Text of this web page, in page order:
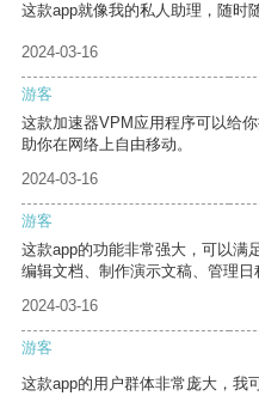
这款app就像我的私人助理，随时
2024-03-16
游客
这款加速器VPM应用程序可以给
助你在网络上自由移动。
2024-03-16
游客
这款app的功能非常强大，可以满
编辑文档、制作演示文稿、管理日
2024-03-16
游客
这款app的用户群体非常庞大，我